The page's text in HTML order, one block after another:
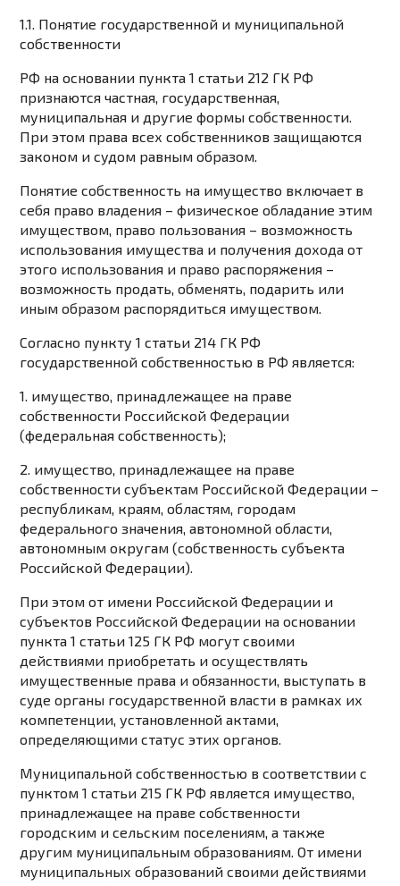
1.1. Понятие государственной и муниципальной
собственности
РФ на основании пункта 1 статьи 212 ГК РФ
признаются частная, государственная,
муниципальная и другие формы собственности.
При этом права всех собственников защищаются
законом и судом равным образом.
Понятие собственность на имущество включает в
себя право владения – физическое обладание этим
имуществом, право пользования – возможность
использования имущества и получения дохода от
этого использования и право распоряжения –
возможность продать, обменять, подарить или
иным образом распорядиться имуществом.
Согласно пункту 1 статьи 214 ГК РФ
государственной собственностью в РФ является:
1. имущество, принадлежащее на праве
собственности Российской Федерации
(федеральная собственность);
2. имущество, принадлежащее на праве
собственности субъектам Российской Федерации –
республикам, краям, областям, городам
федерального значения, автономной области,
автономным округам (собственность субъекта
Российской Федерации).
При этом от имени Российской Федерации и
субъектов Российской Федерации на основании
пункта 1 статьи 125 ГК РФ могут своими
действиями приобретать и осуществлять
имущественные права и обязанности, выступать в
суде органы государственной власти в рамках их
компетенции, установленной актами,
определяющими статус этих органов.
Муниципальной собственностью в соответствии с
пунктом 1 статьи 215 ГК РФ является имущество,
принадлежащее на праве собственности
городским и сельским поселениям, а также
другим муниципальным образованиям. От имени
муниципальных образований своими действиями